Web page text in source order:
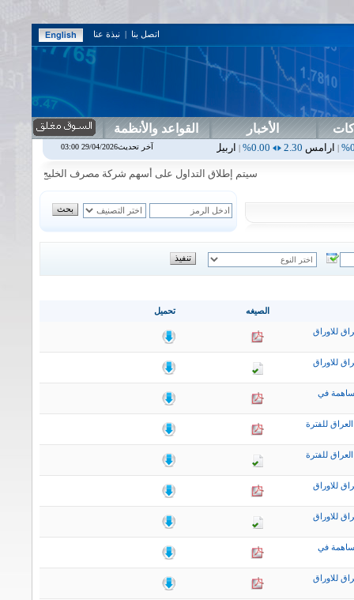
اتصل بنا | نبذة عنا
الأخبار القواعد والأنظمة
|اربيل 0.00
0.00%
|اسفنج1.87
سيتم إطلاق التداول على أسهم شركة مصرف الخليج التجاري في جلسة
تحميل الصيغه
للاوراق
للاوراق
في
للفترة
للفترة
للاوراق
للاوراق
في
للاوراق